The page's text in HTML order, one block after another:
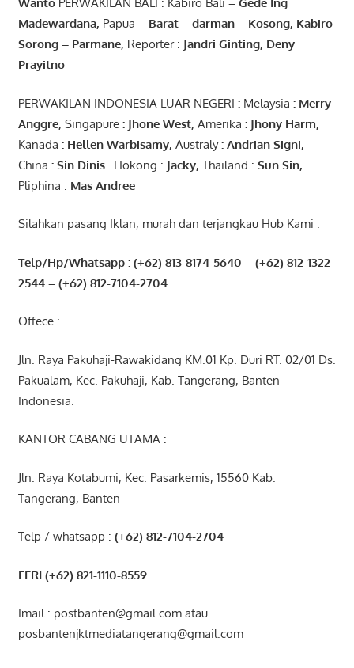
Madewardana, Papua – Barat – darman– Kosong, Kabiro
Sorong– Parmane, Reporter : Jandri Ginting, Deny
Prayitno
PERWAKILAN INDONESIA LUAR NEGERI : Melaysia : Merry
Anggre, Singapure: JhoneWest, Amerika : JhonyHarm,
Kanada : Hellen Warbisamy, Australy: Andrian Signi,
China : Sin Dinis. Hokong : Jacky, Thailand : Sun Sin,
Pliphina : Mas Andree
Silahkan pasang Iklan, murah dan terjangkau Hub Kami :
Telp/Hp/Whatsapp : (+62) 813-8174-5640 – (+62) 812-1322-
2544– (+62) 812-7104-2704
Offece :
Jln. Raya Pakuhaji-Rawakidang KM.01 Kp. Duri RT. 02/01 Ds.
Pakualam, Kec. Pakuhaji, Kab. Tangerang, Banten-
Indonesia.
KANTOR CABANG UTAMA :
Jln. Raya Kotabumi, Kec. Pasarkemis, 15560 Kab.
Tangerang, Banten
Telp / whatsapp : (+62) 812-7104-2704
FERI (+62) 821-1110-8559
Imail : postbanten@gmail.com atau
posbantenjktmediatangerang@gmail.com